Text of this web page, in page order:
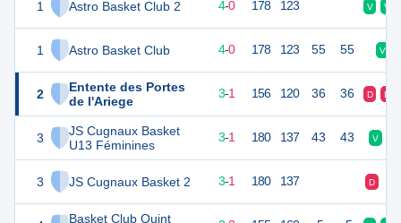
1 Astro Basket Club 2
1 Astro Basket Club
2
Entente des Portes
de l'Ariege
3
JS Cugnaux Basket
U13 Féminines
3 JS Cugnaux Basket 2
Basket Club Quint
8 4-0 178 123 V V
8 4-0 178 123 55 55 V
7 3-1 156 120 36 36 D D
7 3-1 180 137 43 43 V
7 4 3-1 180 137 D